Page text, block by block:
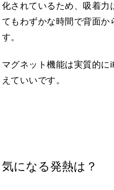
化されているため、吸着力
てもわずかな時間で背面か
す。
マグネット機能は実質的
えていいです。
気になる発熱は？